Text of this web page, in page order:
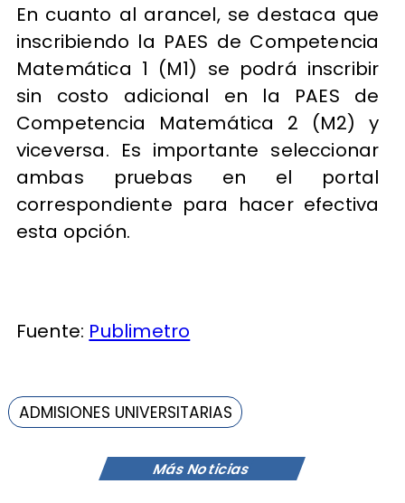
Más Noticias
En cuanto al arancel, se destaca que
inscribiendo la PAES de Competencia
Matemática 1 (M1) se podrá inscribir
sin costo adicional en la PAES de
Competencia Matemática 2 (M2) y
viceversa. Es importante seleccionar
ambas pruebas en el portal
correspondiente para hacer efectiva
esta opción.
Fuente: Publimetro
ADMISIONES UNIVERSITARIAS